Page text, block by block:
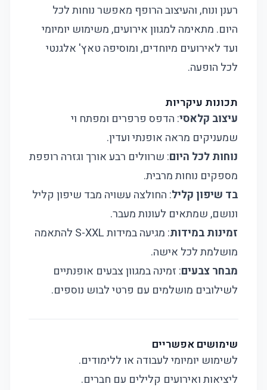
רענן ונוח, והעיצוב הרופף מאפשר נוחות לכל
היום. מתאימה למגוון אירועים, משימוש יומיומי
ועד לאירועים מיוחדים, ומוסיפה טאץ' אלגנטי
לכל הופעה.
תכונות עיקריות
עיצוב קלאסי: הדפס פרפרים ומפתח וי
שמעניקים מראה אופנתי ועדין.
נוחות לכל היום: שרוולים רבע אורך וגזרה רופפת
מספקים נוחות מרבית.
בד שיפון קליל: החולצה עשויה מבד שיפון קליל
ונושם, שמתאים לעונות מעבר.
זמינות במידות
: מגיעה במידות S-XXL להתאמה
מושלמת לכל אישה.
מבחר צבעים: זמינה במגוון צבעים אופנתיים
לשילובים מושלמים עם פרטי לבוש נוספים.
שימושים אפשריים
לשימוש יומיומי לעבודה או ללימודים.
ליציאות ואירועים קלילים עם חברים.